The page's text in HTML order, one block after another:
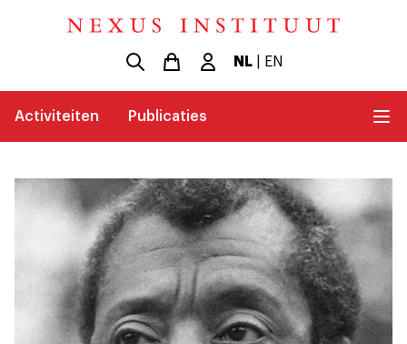
NL| EN
Activiteiten Publicaties